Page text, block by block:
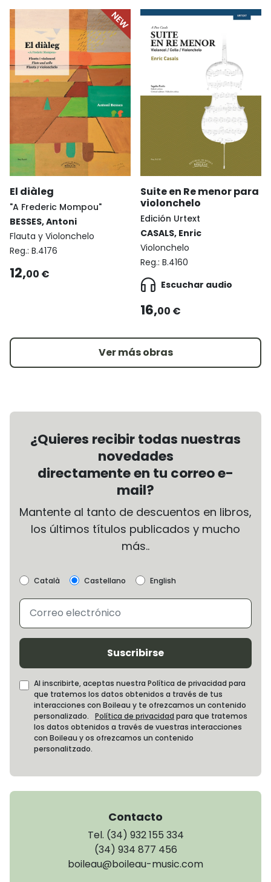
El diàleg
"A Frederic Mompou"
BESSES, Antoni
Flauta y Violonchelo
Reg.: B.4176
12,00 €
Suite en Re menor para
violonchelo
Edición Urtext
CASALS, Enric
Violonchelo
Reg.: B.4160
Escuchar audio
16,00 €
Ver más obras
¿Quieres recibir todas nuestras
novedades
directamente en tu correo e-
mail?
Mantente al tanto de descuentos en libros,
los últimos títulos publicados y mucho
más..
Català Castellano English
Suscribirse
Al inscribirte, aceptas nuestra Política de privacidad para
que tratemos los datos obtenidos a través de tus
interacciones con Boileau y te ofrezcamos un contenido
personalizado. Política de privacidad para que tratemos
los datos obtenidos a través de vuestras interacciones
con Boileau y os ofrezcamos un contenido
personalitzado.
Contacto
Tel. (34) 932 155 334
(34) 934 877 456
boileau@boileau-music.com